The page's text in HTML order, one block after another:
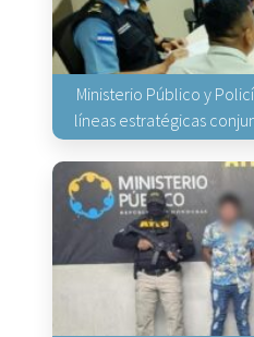
Ministerio Público y
líneas estratégicas